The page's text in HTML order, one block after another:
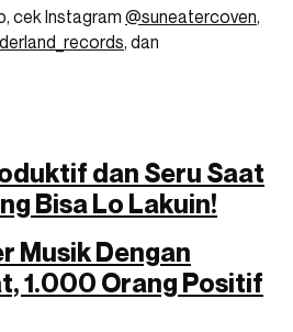
cek Instagram @suneatercoven,
, dan
dan Seru Saat
Bisa Lo Lakuin!
Musik Dengan
1.000 Orang Positif